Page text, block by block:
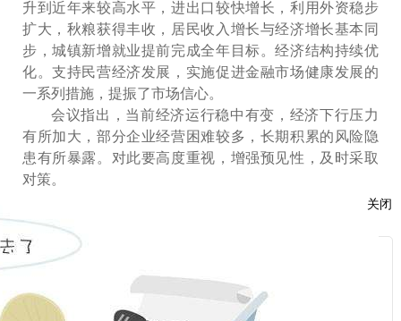
升到近年来较高水平，进出口较快增长，利用外资稳步
扩大，秋粮获得丰收，居民收入增长与经济增长基本同
步，城镇新增就业提前完成全年目标。经济结构持续优
化。支持民营经济发展，实施促进金融市场健康发展的
一系列措施，提振了市场信心。
会议指出，当前经济运行稳中有变，经济下行压力
有所加大，部分企业经营困难较多，长期积累的风险隐
患有所暴露。对此要高度重视，增强预见性，及时采取
对策。
会议指出，当前我国经济形势是长期和短期、内部
和外部等因素共同作用的结果。我国经济正在由高速增
长阶段转向高质量发展阶段，外部环境也发生深刻变
化，一些政策效应有待进一步释放。
会议强调，面对经济运行存在的突出矛盾和问题，
要坚持稳中求进工作总基调，坚持新发展理念，坚持以
关闭